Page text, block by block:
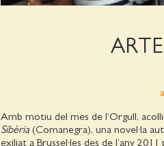
Amb motiu del mes de l’Orgull,
Sibèria(Comanegra), una novel·la
exiliat a Brussel·les des de l’any